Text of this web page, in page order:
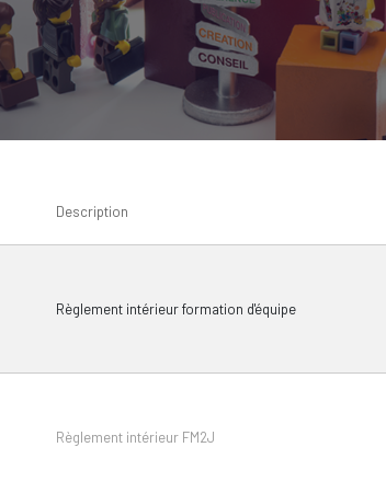
Description
Règlement intérieur formation d'équipe
Règlement intérieur FM2J